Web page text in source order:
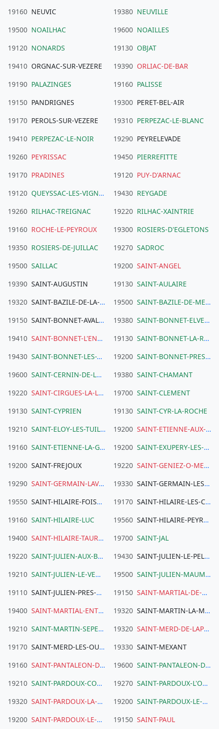
19160 NEUVIC 19380 NEUVILLE
19500 NOAILHAC 19600 NOAILLES
19120 NONARDS 19130 OBJAT
19410 ORGNAC-SUR-VEZERE 19390 ORLIAC-DE-BAR
19190 PALAZINGES 19160 PALISSE
19150 PANDRIGNES 19300 PERET-BEL-AIR
19170 PEROLS-SUR-VEZERE 19310 PERPEZAC-LE-BLANC
19410 PERPEZAC-LE-NOIR 19290 PEYRELEVADE
19260 PEYRISSAC 19450 PIERREFITTE
19170 PRADINES 19120 PUY-D'ARNAC
19120 QUEYSSAC-LES-VIGNES 19430 REYGADE
19260 RILHAC-TREIGNAC 19220 RILHAC-XAINTRIE
19160 ROCHE-LE-PEYROUX 19300 ROSIERS-D'EGLETONS
19350 ROSIERS-DE-JUILLAC 19270 SADROC
19500 SAILLAC 19200 SAINT-ANGEL
19390 SAINT-AUGUSTIN 19130 SAINT-AULAIRE
19320 SAINT-BAZILE-DE-LA-ROCHE 19500 SAINT-BAZILE-DE-MEYSSAC
19150 SAINT-BONNET-AVALOUZE 19380 SAINT-BONNET-ELVERT
19410 SAINT-BONNET-L'ENFANTIER 19130 SAINT-BONNET-LA-RIVIERE
19430 SAINT-BONNET-LES-TOURS-DE-MERLE 19200 SAINT-BONNET-PRES-BORT
19600 SAINT-CERNIN-DE-LARCHE 19380 SAINT-CHAMANT
19220 SAINT-CIRGUES-LA-LOUTRE 19700 SAINT-CLEMENT
19130 SAINT-CYPRIEN 19130 SAINT-CYR-LA-ROCHE
19210 SAINT-ELOY-LES-TUILERIES 19200 SAINT-ETIENNE-AUX-CLOS
19160 SAINT-ETIENNE-LA-GENESTE 19200 SAINT-EXUPERY-LES-ROCHES
19200 SAINT-FREJOUX 19220 SAINT-GENIEZ-O-MERLE
19290 SAINT-GERMAIN-LAVOLPS 19330 SAINT-GERMAIN-LES-VERGNES
19550 SAINT-HILAIRE-FOISSAC 19170 SAINT-HILAIRE-LES-COURBES
19160 SAINT-HILAIRE-LUC 19560 SAINT-HILAIRE-PEYROUX
19400 SAINT-HILAIRE-TAURIEUX 19700 SAINT-JAL
19220 SAINT-JULIEN-AUX-BOIS 19430 SAINT-JULIEN-LE-PELERIN
19210 SAINT-JULIEN-LE-VENDOMOIS 19500 SAINT-JULIEN-MAUMONT
19110 SAINT-JULIEN-PRES-BORT 19150 SAINT-MARTIAL-DE-GIMEL
19400 SAINT-MARTIAL-ENTRAYGUES 19320 SAINT-MARTIN-LA-MEANNE
19210 SAINT-MARTIN-SEPERT 19320 SAINT-MERD-DE-LAPLEAU
19170 SAINT-MERD-LES-OUSSINES 19330 SAINT-MEXANT
19160 SAINT-PANTALEON-DE-LAPLEAU 19600 SAINT-PANTALEON-DE-LARCHE
19210 SAINT-PARDOUX-CORBIER 19270 SAINT-PARDOUX-L'ORTIGIER
19320 SAINT-PARDOUX-LA-CROISILLE 19200 SAINT-PARDOUX-LE-NEUF
19200 SAINT-PARDOUX-LE-VIEUX 19150 SAINT-PAUL